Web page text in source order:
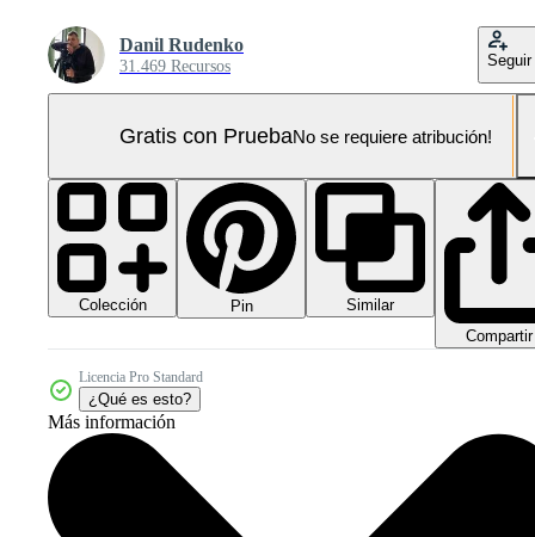
Danil Rudenko
31.469 Recursos Seguir
Gratis con PruebaNo se requiere atribución!
Colección Pin
Similar
Compartir
Licencia Pro Standard
¿Qué es esto?
Más información